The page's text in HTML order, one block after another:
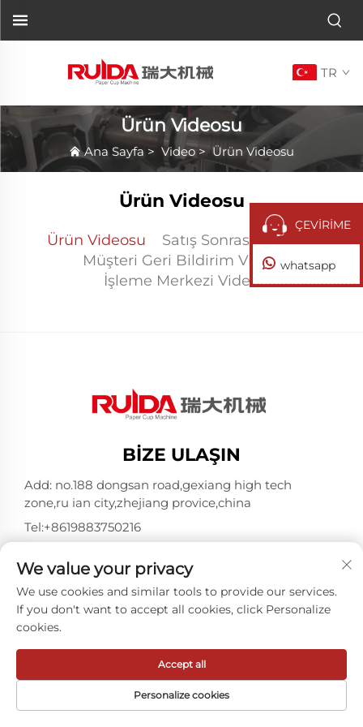
TR
Ürün Videosu
Ana Sayfa > Video>Ürün Videosu
Ürün Videosu
Ürün Videosu
Satış Sonrası Videosu
Müşteri Geri Bildirim Videosu
İşleme Merkezi Videosu
ÇEVİRİME
whatsapp
BIZE ULAŞIN
Add: no.188 dongsan road,gexiang high tech
zone,ru ian city,zhejiang provice,china
Tel:+8619883750216
Telif Hakkı © ZheJiang RUIDA Machinery Co.,Ltd -
We value your privacy
We use cookies and similar tools to provide our services.
If you don't want to accept all cookies, click Personalize
cookies.
Personalize cookies
Accept all